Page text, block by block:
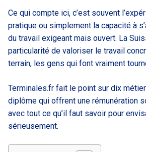
Ce qui compte ici, c’est souvent
pratique ou simplement la capacité à
du travail exigeant mais ouvert. La
particularité de valoriser le travail
terrain, les gens qui font vraiment
Terminales.fr fait le point sur dix
diplôme qui offrent une rémunération
avec tout ce qu’il faut savoir pour
sérieusement.